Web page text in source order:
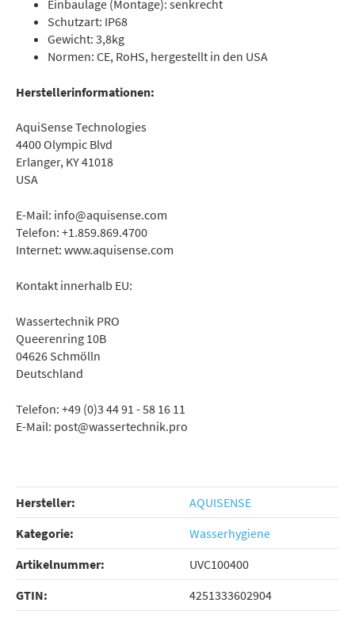
Einbaulage (Montage): senkrecht
Schutzart: IP68
Gewicht: 3,8kg
Normen: CE, RoHS, hergestellt in den USA
Herstellerinformationen:
AquiSense Technologies
4400 Olympic Blvd
Erlanger, KY 41018
USA
E-Mail: info@aquisense.com
Telefon: +1.859.869.4700
Internet: www.aquisense.com
Kontakt innerhalb EU:
Wassertechnik PRO
Queerenring 10B
04626 Schmölln
Deutschland
Telefon: +49 (0)3 44 91 - 58 16 11
E-Mail: post@wassertechnik.pro
Hersteller:
AQUISENSE
Kategorie:
Wasserhygiene
Artikelnummer:
UVC100400
GTIN:
4251333602904